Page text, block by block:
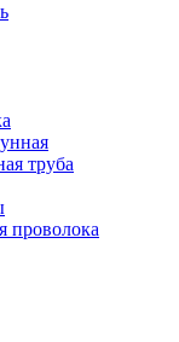
труба
проволока